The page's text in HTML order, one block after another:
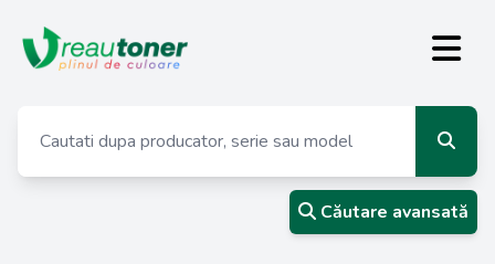
Căutare avansată